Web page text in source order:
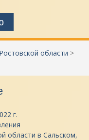
области >
г.
области в Сальском,